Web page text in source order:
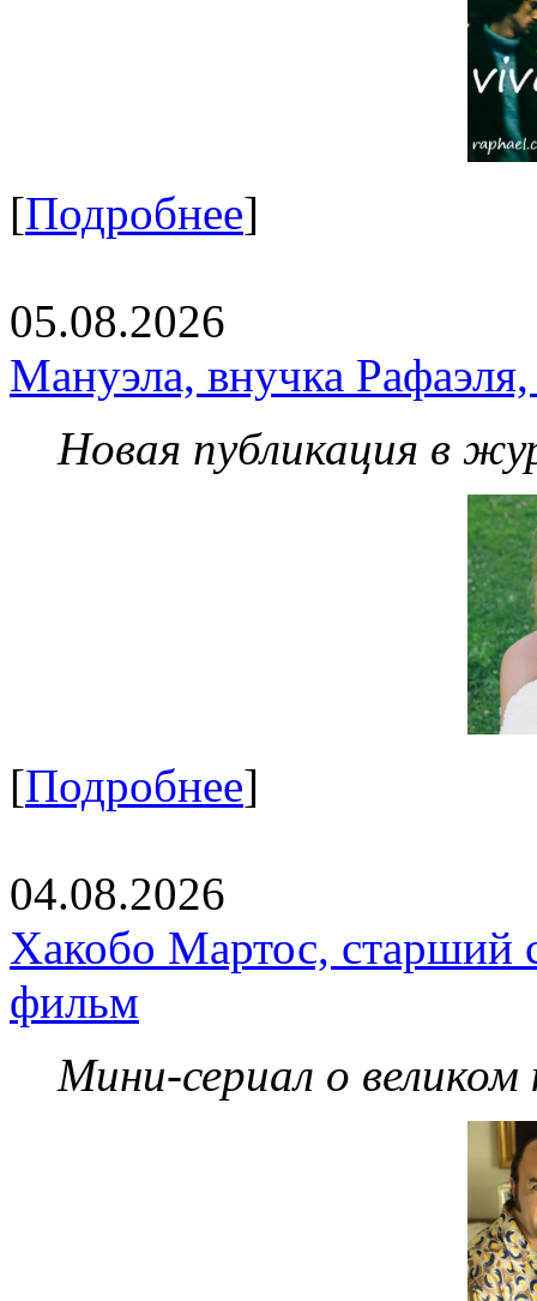
[Подробнее]
05.08.2026
Мануэла, внучка
Новая публикация в
[Подробнее]
04.08.2026
Хакобо Мартос, старший
фильм
Мини-сериал о великом